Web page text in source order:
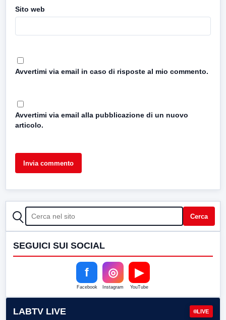
Sito web
Avvertimi via email in caso di risposte al mio commento.
Avvertimi via email alla pubblicazione di un nuovo
articolo.
CERCA Cerca
SEGUICI SUI SOCIAL
f
Facebook
◎
Instagram
▶
YouTube
LABTV LIVE LIVE